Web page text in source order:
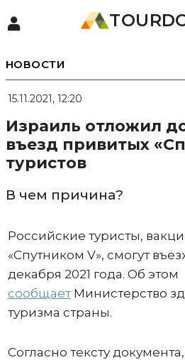
НОВОСТИ
15.11.2021, 12:20
Израиль отложил
въезд привитых
туристов
В чем причина?
Российские туристы,
«Спутником V», смогут
декабря 2021 года. Об этом
сообщаетМинистерство
туризма страны.
Согласно тексту